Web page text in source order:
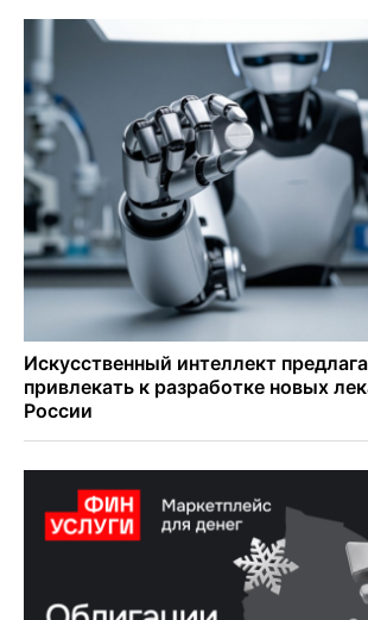
Персидский ковер «108 шахов» впервые
Востока в Новосибирск
Актриса из Новосибирска Евгения
в сериале «Малой»